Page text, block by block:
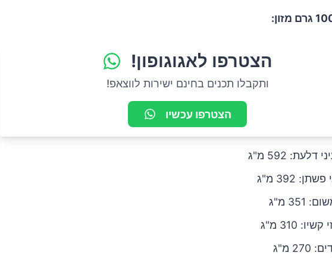
הצטרפו לאגוגופון!
ותקבלו תכנים בחינם ישירות לווצאפ!
הצטרפו עכשיו
דלעת: 592 מ"ג
392 מ"ג
351 מ"ג
310 מ"ג
מ"ג